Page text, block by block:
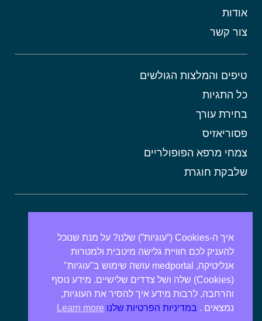
אודות
צור קשר
טיפים והמלצות הגולשים
כל התגיות
בחירת עורך
פסוריאזיס
צמחי מרפא הפופולריים
שלבקת חוגרת
אורטיקריה
מתכונים בריאים
אבנים בכיס המרה
מרולה
מורינגה
אלוורה
איך ה-Cookies (“עוגיות”) שלנו? על מנת שנוכל
להעניק לכם חוויית גלישה מיטבית ולמטרות
אנליטיקה, medportal עושה שימוש ב"עוגיות"
(Cookies) שלה ושל צדדים שלישיים. מידע נוסף
והרחבה, לרבות מידע איך להסיר את העוגיות,
נמצאים . במדיניות הפרטיות שלנו Learn more